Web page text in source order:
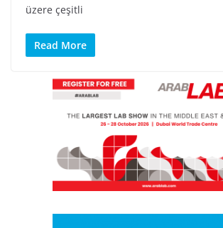
üzere çeşitli
Read More